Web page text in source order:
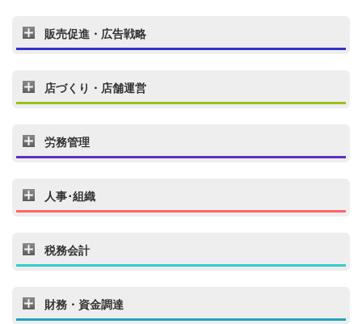
販売促進・広告戦略
店づくり・店舗運営
労務管理
人事･組織
税務会計
財務・資金調達